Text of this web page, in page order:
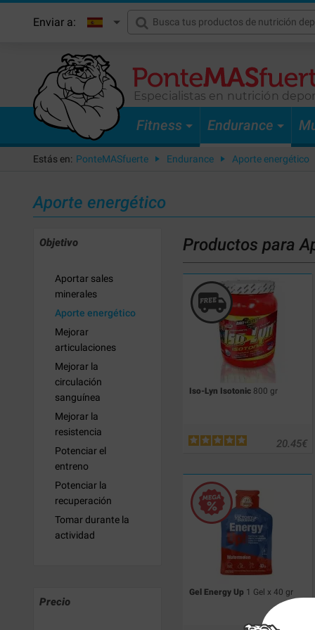
Enviar a:
Especialistas en nutrición
Fitness Endurance
Estás en: PonteMASfuerte Endurance Aporte energético
Aporte energético
Objetivo
Aportar sales
minerales
Aporte energético
Mejorar
articulaciones
Mejorar la
circulación
sanguínea
Mejorar la
resistencia
Potenciar el
entreno
Potenciar la
recuperación
Tomar durante la
actividad
Precio
Productos para
Iso-Lyn Isotonic 800 gr
€
20.45
Gel Energy Up 1 Gel x 40 gr